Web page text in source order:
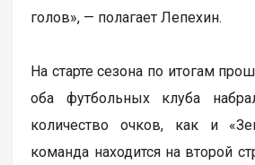
голов», — полагает Лепехин.
На старте сезона по итогам
оба футбольных клуба
количество очков, как и
команда находится на второй